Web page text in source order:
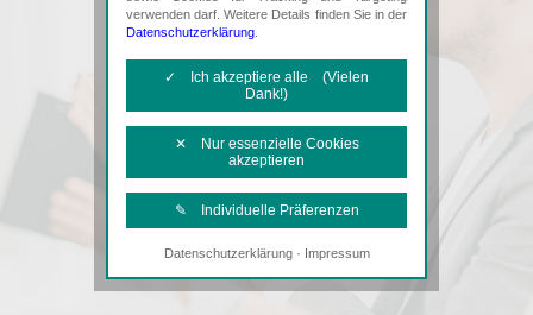
verwenden darf. Weitere Details finden Sie in der
Datenschutzerklärung
✓ Ich akzeptiere alle (Vielen
Dank!)
✕ Nur essenzielle Cookies
akzeptieren
✎ Individuelle Präferenzen
Notwendige Cookies
Diese Cookies sind erforderlich, um die
Datenschutzerklärung· Impressum